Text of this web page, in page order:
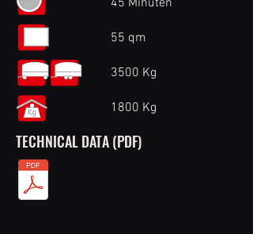
45 Minuten
55 qm
3500 Kg
1800 Kg
TECHNICAL DATA (PDF)